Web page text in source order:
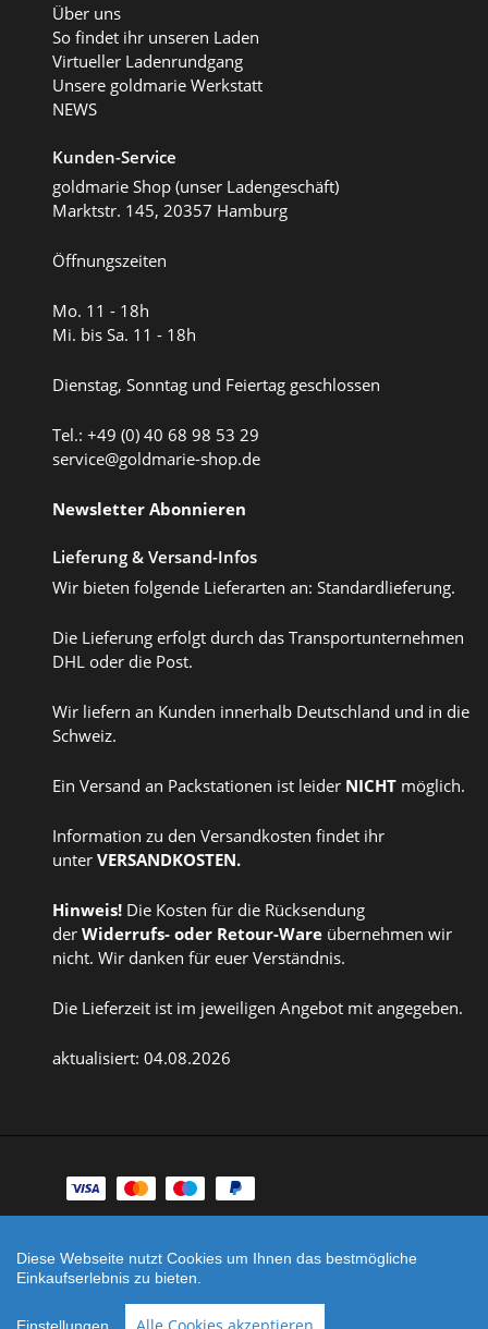
Über uns
So findet ihr unseren Laden
Virtueller Ladenrundgang
Unsere goldmarie Werkstatt
NEWS
Kunden-Service
goldmarie Shop (unser Ladengeschäft)
Marktstr. 145, 20357 Hamburg
Öffnungszeiten
Mo. 11 - 18h
Mi. bis Sa. 11 - 18h
Dienstag, Sonntag und Feiertag geschlossen
Tel.: +49 (0) 40 68 98 53 29
service@goldmarie-shop.de
Newsletter Abonnieren
Lieferung & Versand-Infos
Wir bieten folgende Lieferarten an: Standardlieferung.
Die Lieferung erfolgt durch das Transportunternehmen
DHL oder die Post.
Wir liefern an Kunden innerhalb Deutschland und in die
Schweiz.
Ein Versand an Packstationen ist leider NICHT möglich.
Information zu den Versandkosten findet ihr
unter VERSANDKOSTEN.
Hinweis! Die Kosten für die Rücksendung
der Widerrufs- oder Retour-Ware übernehmen wir
nicht. Wir danken für euer Verständnis.
Die Lieferzeit ist im jeweiligen Angebot mit angegeben.
aktualisiert: 04.08.2026
Zahlungsarten
Shop erstellt mit
VersaCommerce.
lokal.de
Diese Webseite nutzt Cookies um Ihnen das bestmögliche
Einkaufserlebnis zu bieten.